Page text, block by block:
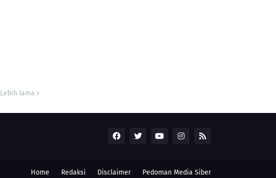
Lebih lama
Home Redaksi Disclaimer Pedoman Media Siber